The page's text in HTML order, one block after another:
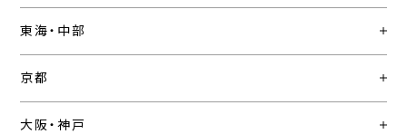
東海・中部
京都
大阪・神戸